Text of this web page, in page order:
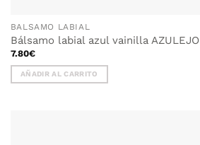
BALSAMO LABIAL
Bálsamo labial azul vainilla AZULEJO
7.80€
AÑADIR AL CARRITO